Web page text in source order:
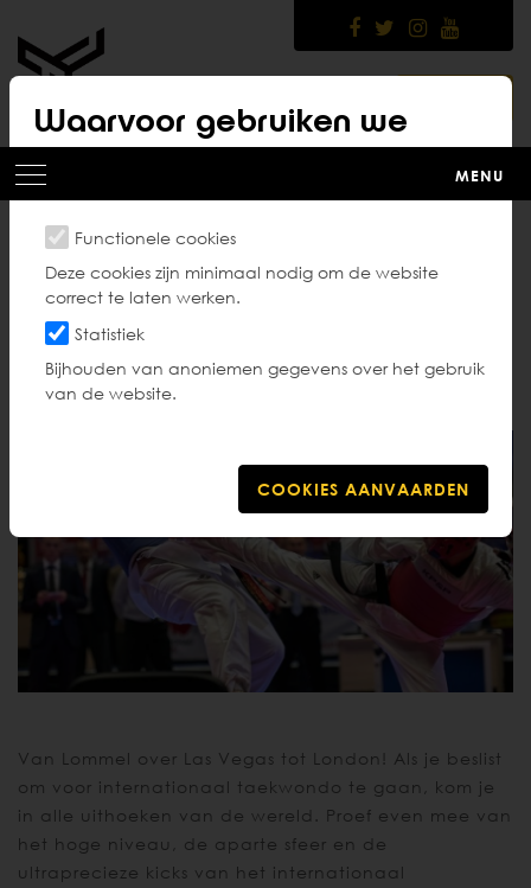
main
content
Waarvoor gebruiken we
cookies?
Functionele cookies
Deze cookies zijn minimaal nodig om de website
correct te laten werken.
Statistiek
Bijhouden van anoniemen gegevens over het gebruik
van de website.
MENU
Internationale
wedstrijden
Van Lommel over Las Vegas tot London! Als je beslist
om voor internationaal taekwondo te gaan, kom je
in alle uithoeken van de wereld. Proef even mee van
het hoge niveau, de aparte sfeer en de
ultraprecieze kicks van het internationaal